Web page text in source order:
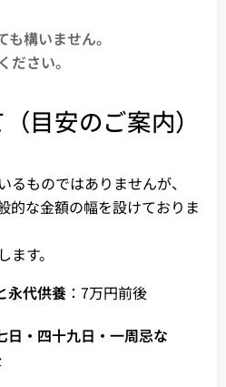
構いません。
さい。
目安のご案内）
ものではありませんが、
的な金額の幅を設けておりま
す。
永代供養 ：7万円前後
日・四十九日・一周忌な